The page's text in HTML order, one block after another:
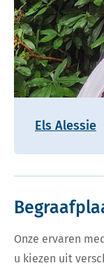
Els Alessie
Onze ervaren
u kiezen uit